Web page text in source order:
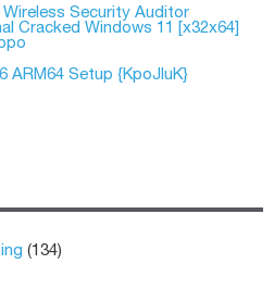
Security Auditor
Cracked Windows 11 [x32x64]
ARM64 Setup {KpoJIuK}
(134)